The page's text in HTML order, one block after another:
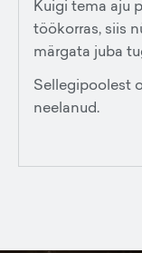
Kuigi tema aju
töökorras, siis
märgata juba
Sellegipoolest
neelanud.